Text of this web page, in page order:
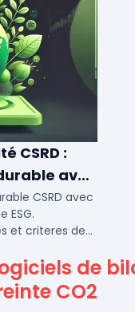
CSRD :
avec
CSRD avec
ESG.
et criteres de
de
CO2